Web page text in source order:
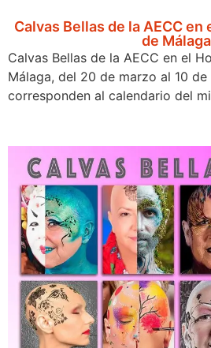
Calvas Bellas de la AECC
de Málaga
Calvas Bellas de la AECC en el
Málaga, del 20 de marzo al 10
corresponden al calendario del